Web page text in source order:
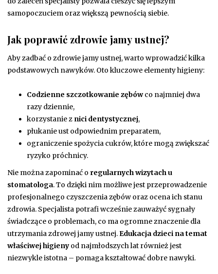
samopoczuciem oraz większą pewnością siebie.
Jak poprawić zdrowie jamy ustnej?
Aby zadbać o zdrowie jamy ustnej, warto wprowadzić kilka
podstawowych nawyków. Oto kluczowe elementy higieny:
Codzienne szczotkowanie zębówco najmniej dwa
razy dziennie,
korzystanie z nici dentystycznej,
płukanie ust odpowiednim preparatem,
ograniczenie spożycia cukrów, które mogą zwiększać
ryzyko próchnicy.
Nie można zapominać o regularnych wizytach u
stomatologa. To dzięki nim możliwe jest przeprowadzenie
profesjonalnego czyszczenia zębów oraz ocena ich stanu
zdrowia. Specjalista potrafi wcześnie zauważyć sygnały
świadczące o problemach, co ma ogromne znaczenie dla
utrzymania zdrowej jamy ustnej.Edukacja dzieci na temat
właściwej higieny od najmłodszych lat również jest
niezwykle istotna – pomaga kształtować dobre nawyki.